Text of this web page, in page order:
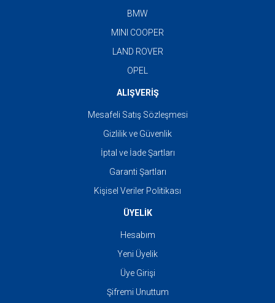
BMW
MINI COOPER
LAND ROVER
OPEL
ALIŞVERİŞ
Mesafeli Satış Sözleşmesi
Gizlilik ve Güvenlik
İptal ve İade Şartları
Garanti Şartları
Kişisel Veriler Politikası
ÜYELİK
Hesabım
Yeni Üyelik
Üye Girişi
Şifremi Unuttum